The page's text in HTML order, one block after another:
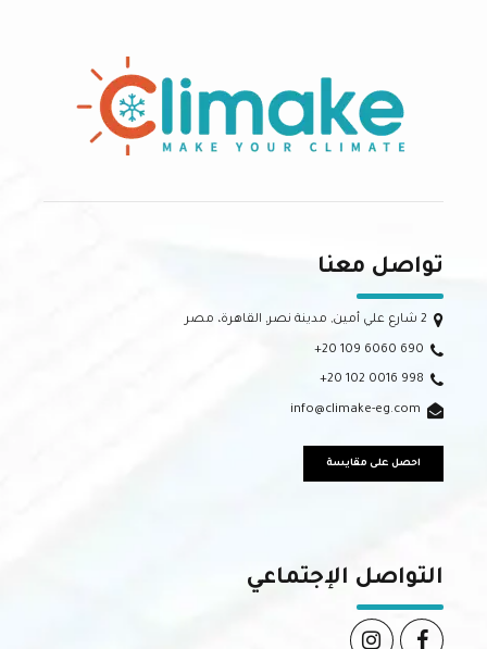
تواصل معنا
2 شارع علي أمين, مدينة نصر, القاهرة، مصر
+20 109 6060 690
+20 102 0016 998
info@climake-eg.com
احصل على مقايسة
التواصل الإجتماعي